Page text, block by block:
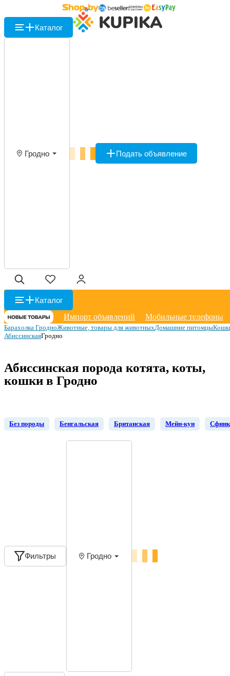
Каталог
Гродно Подать объявление
Каталог
Импорт объявлений
Мобильные телефоны
Барахолка ГродноЖивотные, товары для животныхДомашние питомцы
АбиссинскаяГродно
Абиссинская порода котята, коты,
кошки в Гродно
Без породы Бенгальская Британская Мейн-кун
Фильтры Гродно